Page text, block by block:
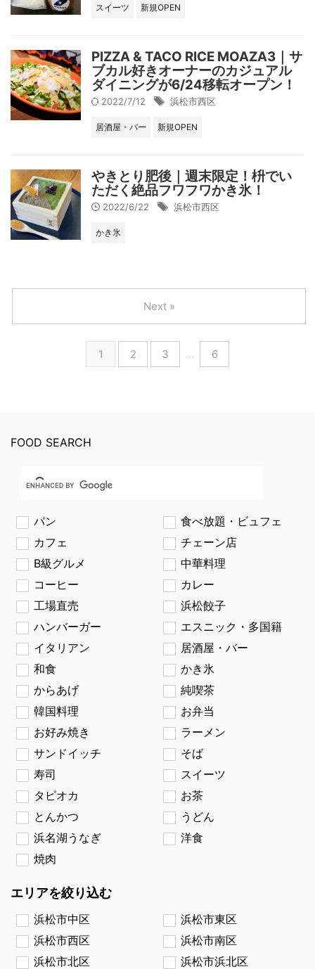
スイーツ 新規OPEN
PIZZA & TACO RICE MOAZA3｜サ
ブカル好きオーナーのカジュアル
ダイニングが6/24移転オープン！
2022/7/12 浜松市西区
居酒屋・バー 新規OPEN
やきとり肥後｜週末限定！枡でい
ただく絶品フワフワかき氷！
2022/6/22 浜松市西区
かき氷
1 2 3 … 6
Next »
FOOD SEARCH
パン
食べ放題・ビュフェ
カフェ
チェーン店
B級グルメ
中華料理
コーヒー
カレー
工場直売
浜松餃子
ハンバーガー
エスニック・多国籍
イタリアン
居酒屋・バー
和食
かき氷
からあげ
純喫茶
韓国料理
お弁当
お好み焼き
ラーメン
サンドイッチ
そば
寿司
スイーツ
タピオカ
お茶
とんかつ
うどん
浜名湖うなぎ
洋食
焼肉
エリアを絞り込む
浜松市中区
浜松市東区
浜松市西区
浜松市南区
浜松市北区
浜松市浜北区